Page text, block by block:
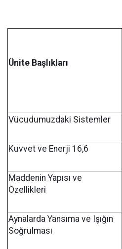
Ünite Başlıkları
Vücudumuzdaki Sistemler
Kuvvet ve Enerji 16,6
Maddenin Yapısı ve
Özellikleri
Aynalarda Yansıma ve Işığın
Soğrulması